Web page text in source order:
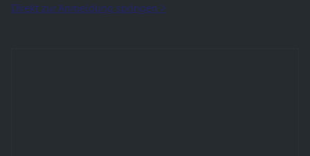
Direkt zur Anmeldung springen >